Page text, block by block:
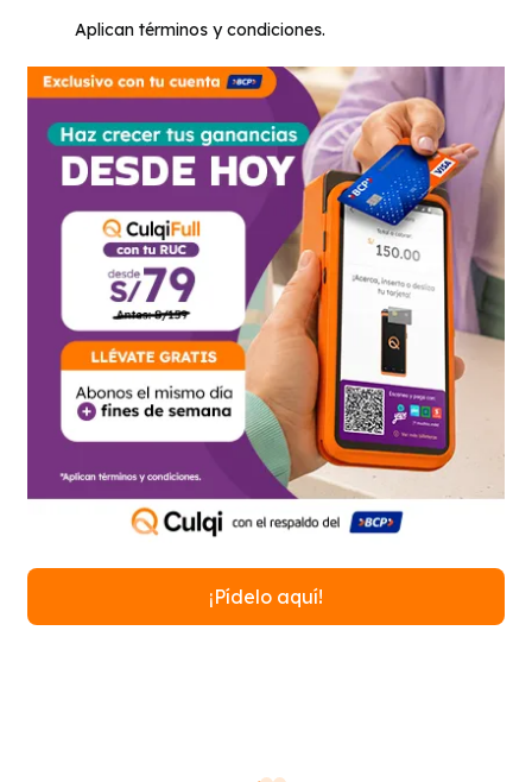
Aplican términos y condiciones.
¡Pídelo aquí!